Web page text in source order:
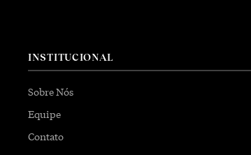
INSTITUCIONAL
Sobre Nós
Equipe
Contato